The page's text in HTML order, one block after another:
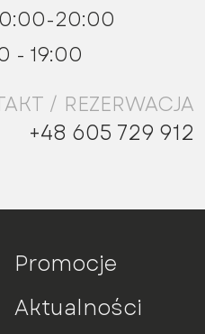
20:00
- 19:00
/ REZERWACJA
+48 605 729 912
Promocje
Aktualności